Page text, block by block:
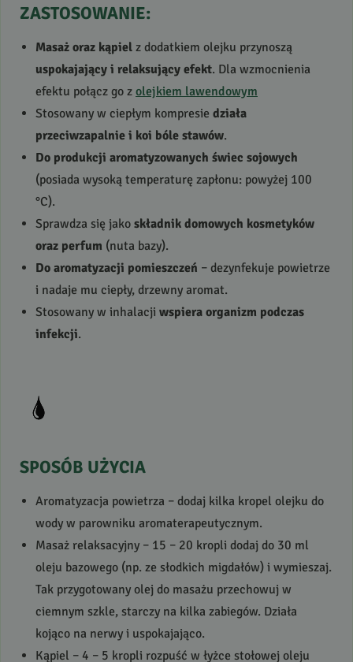
ZASTOSOWANIE:
Masaż oraz kąpiel z dodatkiem olejku przynoszą
uspokajający i relaksujący efekt. Dla wzmocnienia
efektu połącz go z olejkiem lawendowym
Stosowany w ciepłym kompresie działa
przeciwzapalnie i koi bóle stawów.
Do produkcji aromatyzowanych świec sojowych
(posiada wysoką temperaturę zapłonu: powyżej 100
°C).
Sprawdza się jako składnik domowych kosmetyków
oraz perfum (nuta bazy).
Do aromatyzacji pomieszczeń – dezynfekuje powietrze
i nadaje mu ciepły, drzewny aromat.
Stosowany w inhalacji wspiera organizm podczas
infekcji.
SPOSÓB UŻYCIA
Aromatyzacja powietrza – dodaj kilka kropel olejku do
wody w parowniku aromaterapeutycznym.
Masaż relaksacyjny – 15 – 20 kropli dodaj do 30 ml
oleju bazowego (np. ze słodkich migdałów) i wymieszaj.
Tak przygotowany olej do masażu przechowuj w
ciemnym szkle, starczy na kilka zabiegów. Działa
kojąco na nerwy i uspokajająco.
Kąpiel – 4 – 5 kropli rozpuść w łyżce stołowej oleju